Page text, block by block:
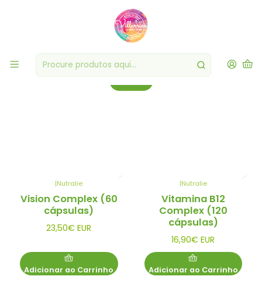
Saúde & Bem Estar
Priorize a sua saúde e bem-estar com nossa linha de produtos
seleccionados.
|Nutralie
Vision Complex (60
cápsulas)
23,50€ EUR
Adicionar ao Carrinho
|Nutralie
Vitamina B12
Complex (120
cápsulas)
16,90€ EUR
Adicionar ao Carrinho